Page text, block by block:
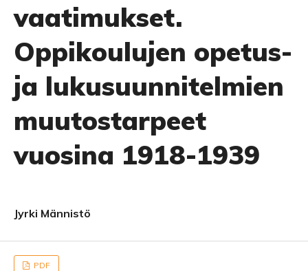
vaatimukset.
Oppikoulujen opetus-
ja lukusuunnitelmien
muutostarpeet
vuosina 1918-1939
Jyrki Männistö
PDF